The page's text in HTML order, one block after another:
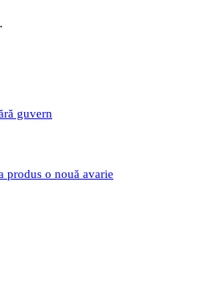
guvern
produs o nouă avarie